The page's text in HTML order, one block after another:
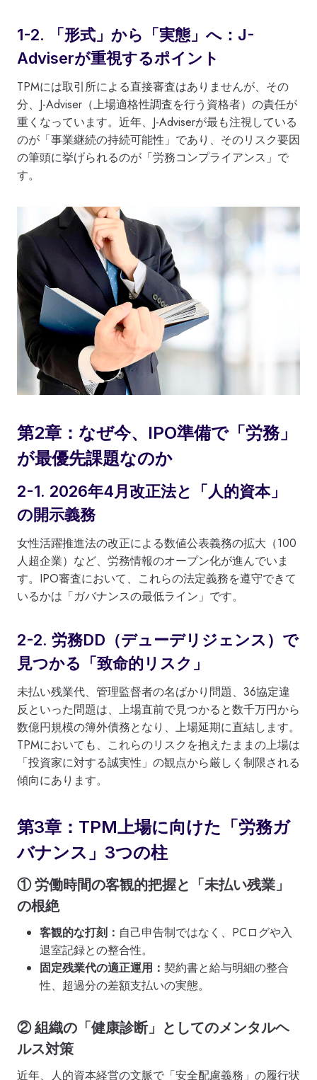
1-2. 「形式」から「実態」へ：J-
Adviserが重視するポイント
TPMには取引所による直接審査はありませんが、その
分、J-Adviser（上場適格性調査を行う資格者）の責任が
重くなっています。近年、J-Adviserが最も注視している
のが「事業継続の持続可能性」であり、そのリスク要因
の筆頭に挙げられるのが「労務コンプライアンス」で
す。
第2章：なぜ今、IPO準備で「労務」
が最優先課題なのか
2-1. 2026年4月改正法と「人的資本」
の開示義務
女性活躍推進法の改正による数値公表義務の拡大（100
人超企業）など、労務情報のオープン化が進んでいま
す。IPO審査において、これらの法定義務を遵守できて
いるかは「ガバナンスの最低ライン」です。
2-2. 労務DD（デューデリジェンス）で
見つかる「致命的リスク」
未払い残業代、管理監督者の名ばかり問題、36協定違
反といった問題は、上場直前で見つかると数千万円から
数億円規模の簿外債務となり、上場延期に直結します。
TPMにおいても、これらのリスクを抱えたままの上場は
「投資家に対する誠実性」の観点から厳しく制限される
傾向にあります。
第3章：TPM上場に向けた「労務ガ
バナンス」3つの柱
① 労働時間の客観的把握と「未払い残業」
の根絶
客観的な打刻： 自己申告制ではなく、PCログや入
退室記録との整合性。
固定残業代の適正運用： 契約書と給与明細の整合
性、超過分の差額支払いの実態。
② 組織の「健康診断」としてのメンタルヘ
ルス対策
近年、人的資本経営の文脈で「安全配慮義務」の履行状